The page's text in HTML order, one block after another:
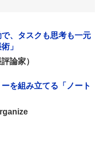
、タスクも思考も一元
」
論家）
を組み立てる「ノート